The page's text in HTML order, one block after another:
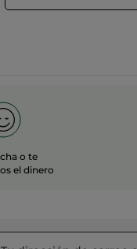
o te
el dinero